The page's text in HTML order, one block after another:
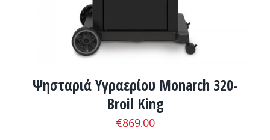
Ψησταριά Υγραερίου Monarch 320-
Broil King
€869.00